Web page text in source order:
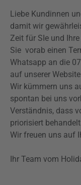
Liebe Kundinnen
damit wir
Zeit für SIe und
Sie vorab einen
Whatsapp an die
auf unserer
Wir kümmern uns
spontan bei uns
Verständnis, dass
priorisiert
Wir freuen uns auf
Ihr Team vom